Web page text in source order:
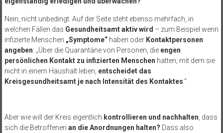
Nein, nicht unbedingt. Auf der Seite steht ebenso mehrfach, in
welchen Fällen das Gesundheitsamt aktiv wird – zum Beispiel wenn
infizierte Menschen „Symptome“haben oder Kontaktpersonen
angeben: „Über die Quarantäne von Personen, die engen
persönlichen Kontakt zu infizierten Menschen hatten, mit dem sie
nicht in einem Haushalt leben, entscheidet das
Kreisgesundheitsamt je nach Intensität des Kontaktes .“
Aber wie will der Kreis eigentlich kontrollieren und nachhalten , dass
sich die Betroffenen an die Anordnungen halten? Dass also